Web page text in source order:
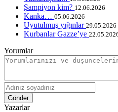
Şampiyon kim? 12.06.2026
Kanka… 05.06.2026
Uyutulmuş yığınlar 29.05.2026
Kurbanlar Gazze’ye
Yorumlar
Gönder
Yazarlar